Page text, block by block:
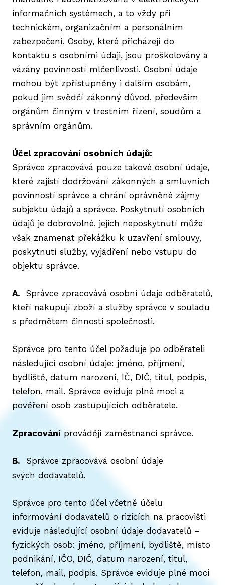
informačních systémech, a to vždy při
technickém, organizačním a personálním
zabezpečení. Osoby, které přicházejí do
kontaktu s osobními údaji, jsou proškolovány a
vázány povinností mlčenlivosti. Osobní údaje
mohou být zpřístupněny i dalším osobám,
pokud jim svědčí zákonný důvod, především
orgánům činným v trestním řízení, soudům a
správním orgánům.
Účel zpracování osobních údajů:
Správce zpracovává pouze takové osobní údaje,
které zajistí dodržování zákonných a smluvních
povinností správce a chrání oprávněné zájmy
subjektu údajů a správce. Poskytnutí osobních
údajů je dobrovolné, jejich neposkytnutí může
však znamenat překážku k uzavření smlouvy,
poskytnutí služby, vyjádření nebo vstupu do
objektu správce.
A.
Správce zpracovává osobní údaje odběratelů,
kteří nakupují zboží a služby správce v souladu
s předmětem činnosti společnosti.
Správce pro tento účel požaduje po odběrateli
následující osobní údaje: jméno, příjmení,
bydliště, datum narození, IČ, DIČ, titul, podpis,
telefon, mail. Správce eviduje plné moci a
pověření osob zastupujících odběratele.
Zpracování provádějí zaměstnanci správce.
B. Správce zpracovává osobní údaje
svých dodavatelů.
Správce pro tento účel včetně účelu
informování dodavatelů o rizicích na pracovišti
eviduje následující osobní údaje dodavatelů –
fyzických osob: jméno, příjmení, bydliště, místo
podnikání, IČO, DIČ, datum narození, titul,
telefon, mail, podpis. Správce eviduje plné moci